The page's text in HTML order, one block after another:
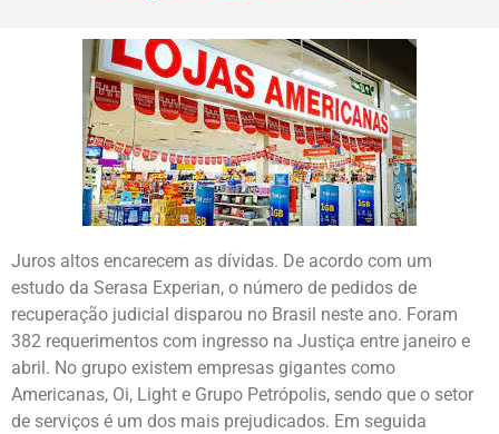
Juros altos encarecem as dívidas. De acordo com um
estudo da Serasa Experian, o número de pedidos de
recuperação judicial disparou no Brasil neste ano. Foram
382 requerimentos com ingresso na Justiça entre janeiro e
abril. No grupo existem empresas gigantes como
Americanas, Oi, Light e Grupo Petrópolis, sendo que o setor
de serviços é um dos mais prejudicados. Em seguida